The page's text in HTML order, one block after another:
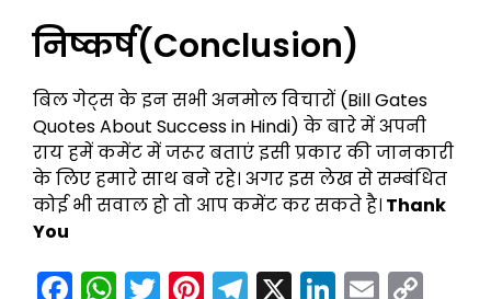
निष्कर्ष(Conclusion)
बिल गेट्स के इन सभी अनमोल विचारों (Bill Gates
Quotes About Success in Hindi) के बारे में अपनी
राय हमें कमेंट में जरूर बताएं इसी प्रकार की जानकारी
के लिए हमारे साथ बने रहे। अगर इस लेख से सम्बंधित
कोई भी सवाल हो तो आप कमेंट कर सकते है। Thank
You
F W T Pi T X Li E